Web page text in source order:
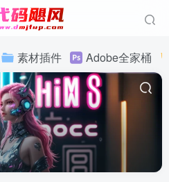
素材插件 Adobe全家桶